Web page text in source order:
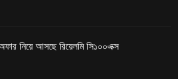
অফার নিয়ে আসছে রিয়েলমি সি১০০এক্স